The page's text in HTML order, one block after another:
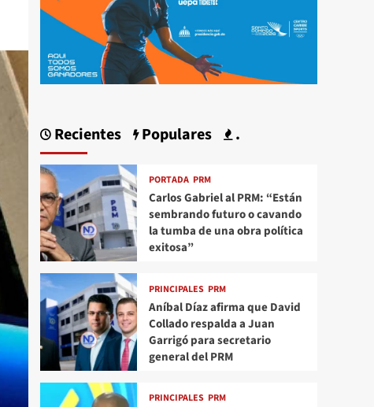
Recientes Populares .
PORTADA PRM
Carlos Gabriel al PRM: “Están
sembrando futuro o cavando
la tumba de una obra política
exitosa”
PRINCIPALES PRM
Aníbal Díaz afirma que David
Collado respalda a Juan
Garrigó para secretario
general del PRM
PRINCIPALES PRM